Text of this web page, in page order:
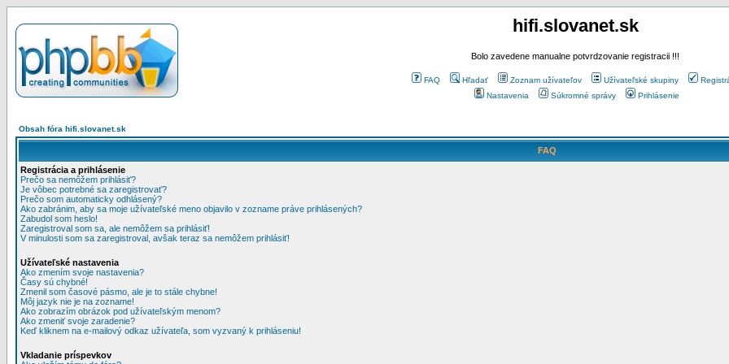
hifi.slovanet.sk
Bolo zavedene manualne potvrdzovanie registracii !!!
FAQ Hľadať Zoznam užívateľov Užívateľské skupiny
Nastavenia
Súkromné správy Prihlásenie
Obsah fóra hifi.slovanet.sk
FAQ
Registrácia a prihlásenie
Prečo sa nemôžem prihlásiť?
Je vôbec potrebné sa zaregistrovať?
Prečo som automaticky odhlásený?
Ako zabránim, aby sa moje užívateľské meno objavilo v zozname práve prihlásených?
Zabudol som heslo!
Zaregistroval som sa, ale nemôžem sa prihlásiť!
V minulosti som sa zaregistroval, avšak teraz sa nemôžem prihlásiť!
Užívateľské nastavenia
Ako zmením svoje nastavenia?
Časy sú chybné!
Zmenil som časové pásmo, ale je to stále chybne!
Môj jazyk nie je na zozname!
Ako zobrazím obrázok pod užívateľským menom?
Ako zmeniť svoje zaradenie?
Keď kliknem na e-mailový odkaz užívateľa, som vyzvaný k prihláseniu!
Vkladanie príspevkov